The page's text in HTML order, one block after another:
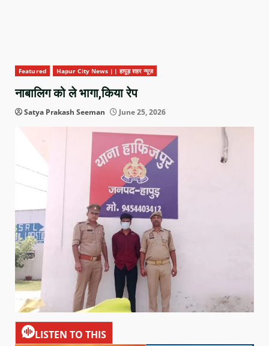
Featured Hapur City News || हापुड़ शहर न्यूज़
नाबालिग को ले भागा,किया रेप
Satya Prakash Seeman June 25, 2026
LISTEN TO THIS